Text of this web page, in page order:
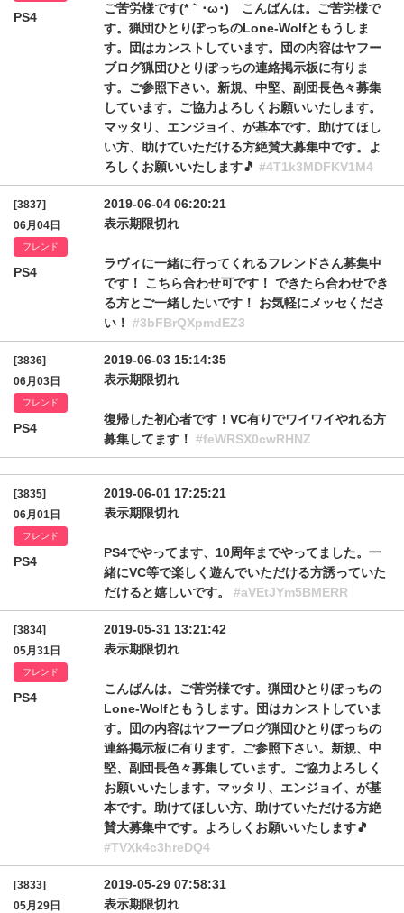
PS4
ご苦労様です(*｀･ω･)ゞこんばんは。ご苦労様で
す。猟団ひとりぽっちのLone-Wolfともうしま
す。団はカンストしています。団の内容はヤフー
ブログ猟団ひとりぽっちの連絡掲示板に有りま
す。ご参照下さい。新規、中堅、副団長色々募集
しています。ご協力よろしくお願いいたします。
マッタリ、エンジョイ、が基本です。助けてほし
い方、助けていただける方絶賛大募集中です。よ
ろしくお願いいたします🎵 #4T1k3MDFKV1M4
[3837]
06月04日
フレンド
PS4
2019-06-04 06:20:21
表示期限切れ
ラヴィに一緒に行ってくれるフレンドさん募集中
です！ こちら合わせ可です！ できたら合わせでき
る方とご一緒したいです！ お気軽にメッセくださ
い！ #3bFBrQXpmdEZ3
[3836]
06月03日
フレンド
PS4
2019-06-03 15:14:35
表示期限切れ
復帰した初心者です！VC有りでワイワイやれる方
募集してます！ #feWRSX0cwRHNZ
[3835]
06月01日
フレンド
PS4
2019-06-01 17:25:21
表示期限切れ
PS4でやってます、10周年までやってました。一
緒にVC等で楽しく遊んでいただける方誘っていた
だけると嬉しいです。 #aVEtJYm5BMERR
[3834]
05月31日
フレンド
PS4
2019-05-31 13:21:42
表示期限切れ
こんばんは。ご苦労様です。猟団ひとりぽっちの
Lone-Wolfともうします。団はカンストしていま
す。団の内容はヤフーブログ猟団ひとりぽっちの
連絡掲示板に有ります。ご参照下さい。新規、中
堅、副団長色々募集しています。ご協力よろしく
お願いいたします。マッタリ、エンジョイ、が基
本です。助けてほしい方、助けていただける方絶
賛大募集中です。よろしくお願いいたします🎵
#TVXk4c3hreDQ4
[3833]
05月29日
2019-05-29 07:58:31
表示期限切れ